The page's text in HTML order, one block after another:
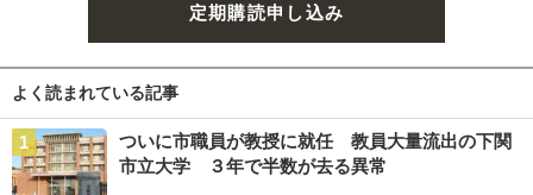
定期購読申し込み
よく読まれている記事
ついに市職員が教授に就任 教員大量流出の下関
市立大学 ３年で半数が去る異常